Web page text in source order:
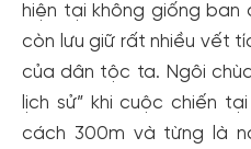
hiện tại không giống ban
còn lưu giữ rất nhiều vết
của dân tộc ta. Ngôi
lịch sử” khi cuộc chiến
cách 300m và từng là